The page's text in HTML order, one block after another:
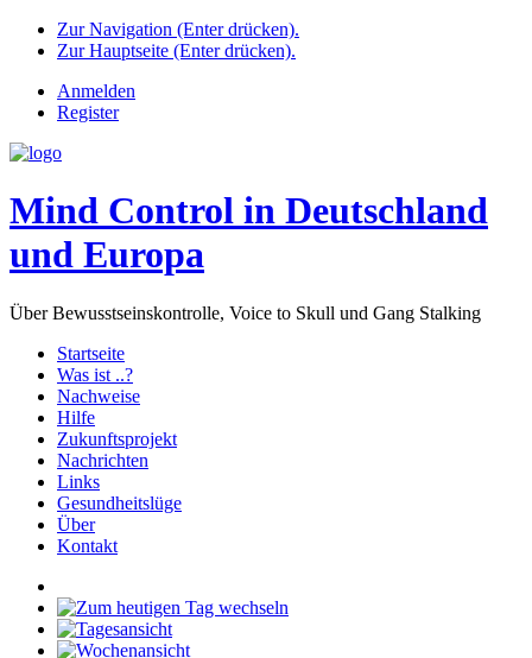
Zur Navigation (Enter drücken).
Zur Hauptseite (Enter drücken).
Anmelden
Register
Mind Control in Deutschland
und Europa
Über Bewusstseinskontrolle, Voice to Skull und Gang Stalking
Startseite
Was ist ..?
Nachweise
Hilfe
Zukunftsprojekt
Nachrichten
Links
Gesundheitslüge
Über
Kontakt